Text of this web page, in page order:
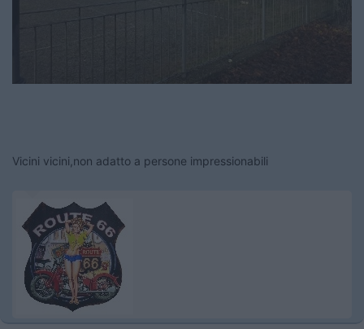
Vicini vicini,non adatto a persone impressionabili